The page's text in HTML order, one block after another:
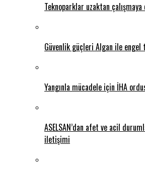
Teknoparklar uzaktan
Güvenlik güçleri Algan ile engel
Yangınla mücadele için İHA
ASELSAN’dan afet ve acil
iletişimi